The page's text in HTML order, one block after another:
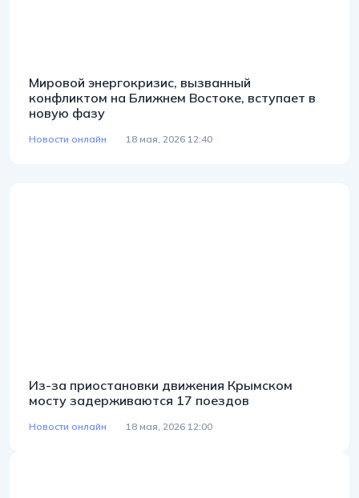
Мировой энергокризис, вызванный
конфликтом на Ближнем Востоке, вступает в
новую фазу
Новости онлайн 18 мая, 2026 12:40
Из-за приостановки движения Крымском
мосту задерживаются 17 поездов
Новости онлайн 18 мая, 2026 12:00